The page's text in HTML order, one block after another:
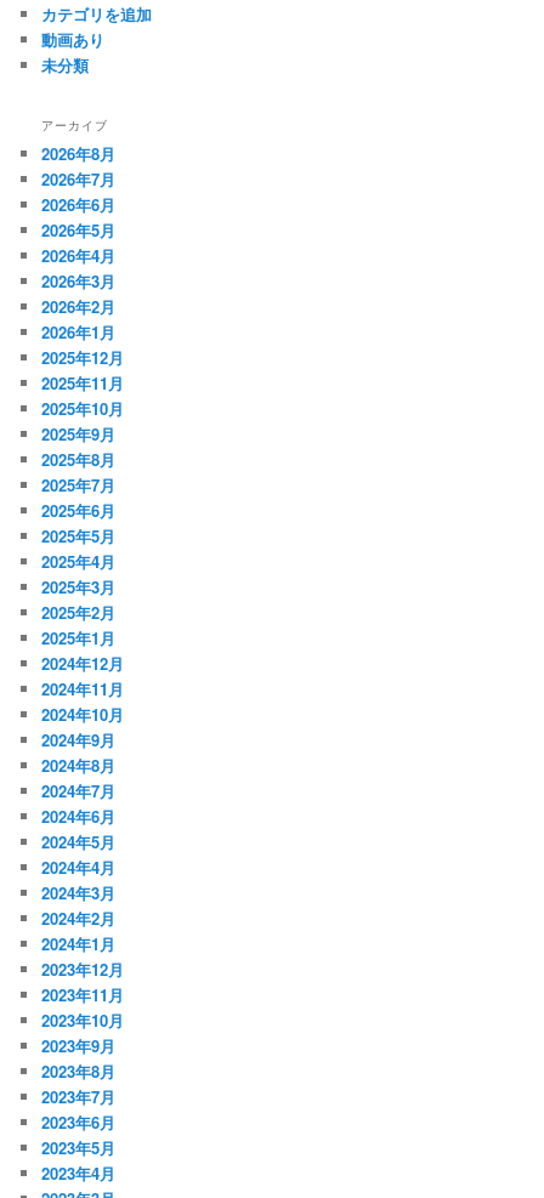
カテゴリを追加
動画あり
未分類
アーカイブ
2026年8月
2026年7月
2026年6月
2026年5月
2026年4月
2026年3月
2026年2月
2026年1月
2025年12月
2025年11月
2025年10月
2025年9月
2025年8月
2025年7月
2025年6月
2025年5月
2025年4月
2025年3月
2025年2月
2025年1月
2024年12月
2024年11月
2024年10月
2024年9月
2024年8月
2024年7月
2024年6月
2024年5月
2024年4月
2024年3月
2024年2月
2024年1月
2023年12月
2023年11月
2023年10月
2023年9月
2023年8月
2023年7月
2023年6月
2023年5月
2023年4月